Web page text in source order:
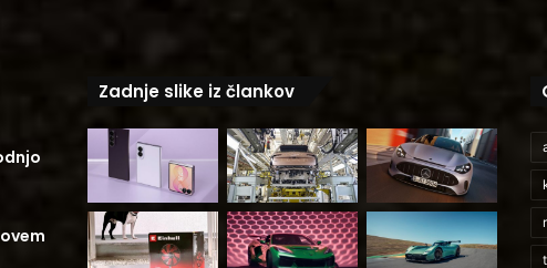
Zadnje slike iz člankov